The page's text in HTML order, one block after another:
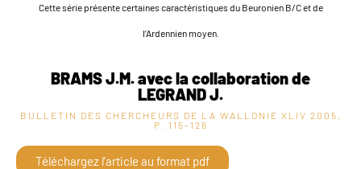
Cette série présente certaines caractéristiques du Beuronien B/C et de
l’Ardennien moyen.
BRAMS J.M. avec la collaboration de
LEGRAND J.
BULLETIN DES CHERCHEURS DE LA WALLONIE XLIV 2005,
P. 115-126
Téléchargez l'article au format pdf